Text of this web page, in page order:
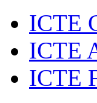
ICTE
ICTE
ICTE